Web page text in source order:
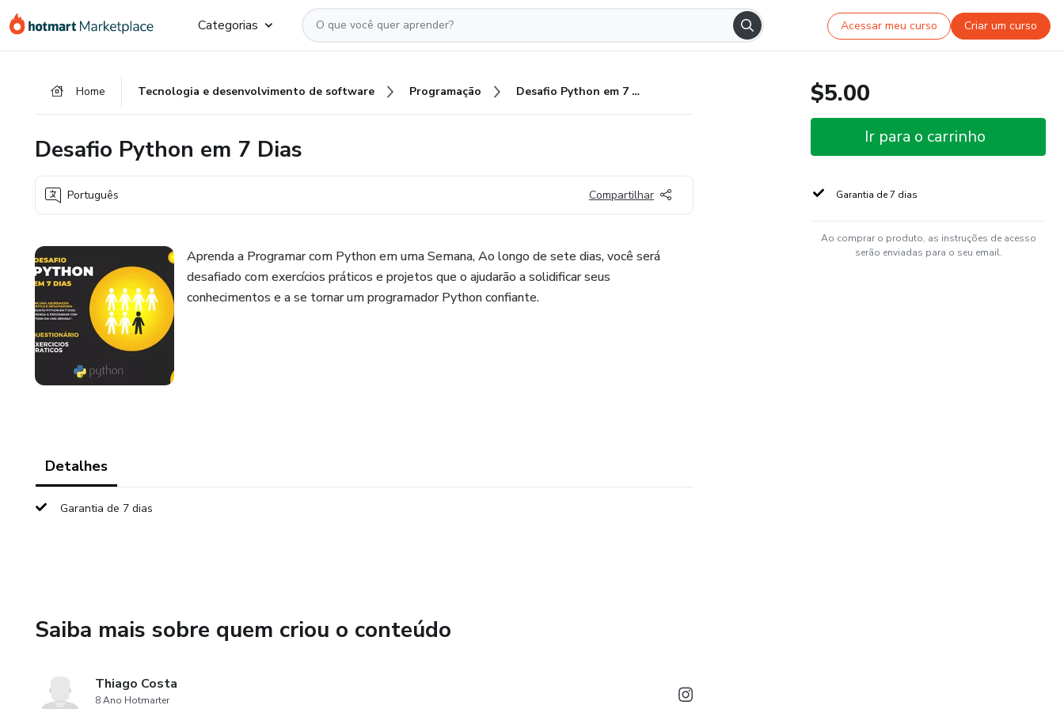
para
para
para
Categorias Acessar meu curso Criar um curso
Home Tecnologia e desenvolvimento de software Programação Desafio Python em 7 Dias
Desafio Python em 7 Dias
Português Compartilhar
Aprenda a Programar com Python em uma Semana, Ao longo de sete dias, você será
desafiado com exercícios práticos e projetos que o ajudarão a solidificar seus
conhecimentos e a se tornar um programador Python confiante.
Detalhes
Garantia de 7 dias
Saiba mais sobre quem criou o conteúdo
Thiago Costa
8 Ano Hotmarter
$5.00
Ir para o carrinho
Garantia de 7 dias
Ao comprar o produto, as instruções de acesso
serão enviadas para o seu email.